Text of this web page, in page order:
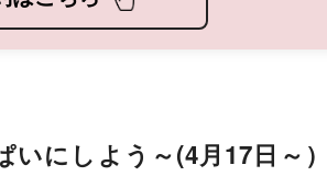
にしよう～(4月17日～）